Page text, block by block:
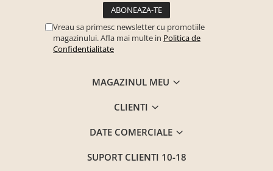
Paturi supraetajate
COVOARE PUFOASE(SHAGGY)FIR
Vreau sa primesc newsletter cu promotiile
magazinului. Afla mai multe in Politica de
Confidentialitate
MAGAZINUL MEU
CLIENTI
DATE COMERCIALE
SUPORT CLIENTI 10-18